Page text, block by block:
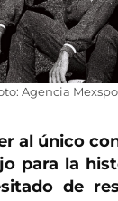
Agencia
al único
para la
de